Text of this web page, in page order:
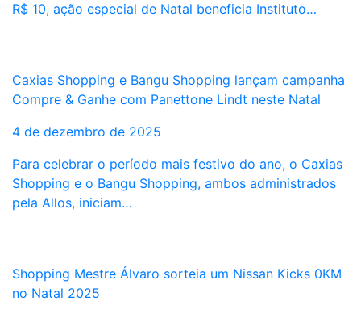
R$ 10, ação especial de Natal beneficia Instituto…
Caxias Shopping e Bangu Shopping lançam campanha
Compre & Ganhe com Panettone Lindt neste Natal
4 de dezembro de 2025
Para celebrar o período mais festivo do ano, o Caxias
Shopping e o Bangu Shopping, ambos administrados
pela Allos, iniciam…
Shopping Mestre Álvaro sorteia um Nissan Kicks 0KM
no Natal 2025